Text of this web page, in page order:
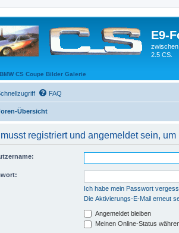
E9-
zwischen
2.5 CS.
BMW CS Coupe Bilder Galerie
FAQ
Übersicht
registriert und angemeldet sein,
Ich habe mein Passwort
Die Aktivierungs-E-Mail erneut
Angemeldet bleiben
Meinen Online-Status